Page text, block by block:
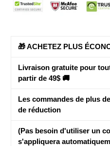
panier
🎁 ACHETEZ PLUS
Livraison gratuite pour
partir de 49$ 🚚
Les commandes de plus
de réduction
(Pas besoin d'utiliser un
s'appliquera